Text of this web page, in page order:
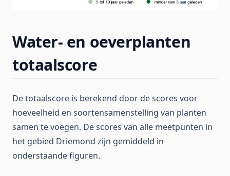
Water- en oeverplanten
totaalscore
De totaalscore is berekend door de scores voor
hoeveelheid en soortensamenstelling van planten
samen te voegen. De scores van alle meetpunten in
het gebied Driemond zijn gemiddeld in
onderstaande figuren.